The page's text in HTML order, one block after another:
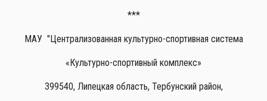
***
МАУ "Централизованная культурно-спортивная система
«Культурно-спортивный комплекс»
399540, Липецкая область, Тербунский район,